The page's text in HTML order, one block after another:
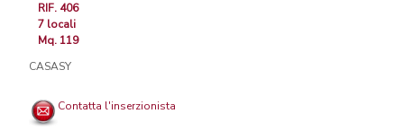
RIF. 406
7 locali
Mq. 119
CASASY
Contatta l'inserzionista